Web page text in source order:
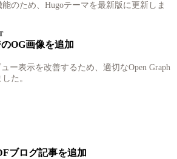
のため、Hugoテーマを最新版に更新しま
OG画像を追加
ー表示を改善するため、適切なOpen Graph
た。
ブログ記事を追加